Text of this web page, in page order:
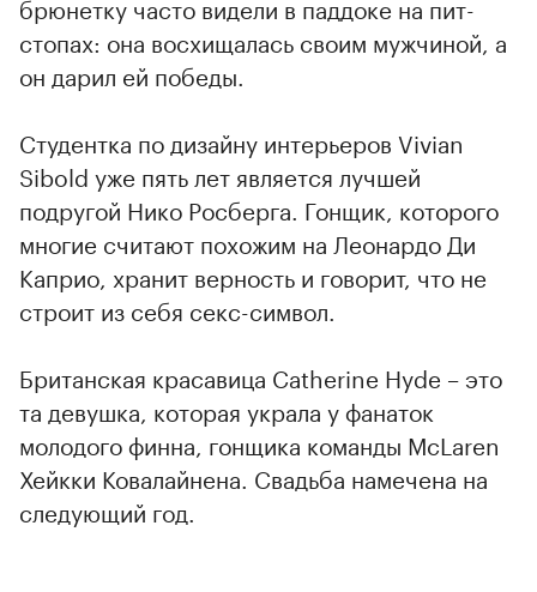
брюнетку часто видели в паддоке на пит-
стопах: она восхищалась своим мужчиной, а
он дарил ей победы.
Студентка по дизайну интерьеров Vivian
Sibold уже пять лет является лучшей
подругой Нико Росберга. Гонщик, которого
многие считают похожим на Леонардо Ди
Каприо, хранит верность и говорит, что не
строит из себя секс-символ.
Британская красавица Catherine Hyde – это
та девушка, которая украла у фанаток
молодого финна, гонщика команды McLaren
Хейкки Ковалайнена. Свадьба намечена на
следующий год.